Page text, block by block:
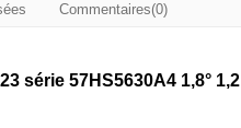
Commentaires(0)
série 57HS5630A4 1,8°